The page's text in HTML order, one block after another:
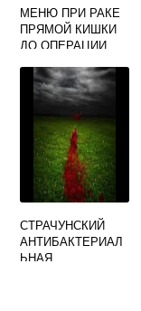
МЕНЮ ПРИ РАКЕ
ПРЯМОЙ КИШКИ
ДО ОПЕРАЦИИ
СТРАЧУНСКИЙ
АНТИБАКТЕРИАЛ
ЬНАЯ